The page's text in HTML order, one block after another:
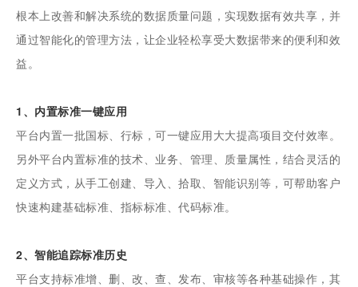
根本上改善和解决系统的数据质量问题，实现数据有效共享，并
通过智能化的管理方法，让企业轻松享受大数据带来的便利和效
益。
1、内置标准一键应用
平台内置一批国标、行标，可一键应用大大提高项目交付效率。
另外平台内置标准的技术、业务、管理、质量属性，结合灵活的
定义方式，从手工创建、导入、拾取、智能识别等，可帮助客户
快速构建基础标准、指标标准、代码标准。
2、智能追踪标准历史
平台支持标准增、删、改、查、发布、审核等各种基础操作，其